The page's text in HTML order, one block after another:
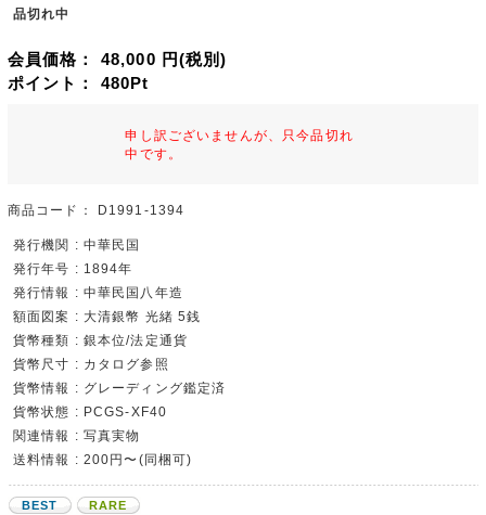
品切れ中
会員価格： 48,000 円(税別)
ポイント： 480Pt
申し訳ございませんが、只今品切れ
中です。
商品コード： D1991-1394
発行機関 : 中華民国
発行年号 : 1894年
発行情報 : 中華民国八年造
額面図案 : 大清銀幣 光緒 5銭
貨幣種類 : 銀本位/法定通貨
貨幣尺寸 : カタログ参照
貨幣情報 : グレーディング鑑定済
貨幣状態 : PCGS-XF40
関連情報 : 写真実物
送料情報 : 200円〜(同梱可)
BEST RARE